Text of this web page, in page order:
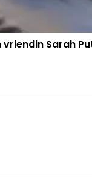
Sarah